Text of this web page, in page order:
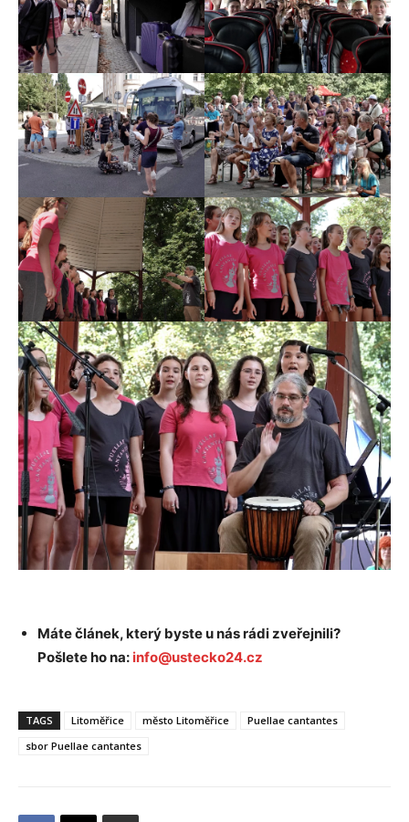
Máte článek, který byste u nás rádi zveřejnili?
Pošlete ho na: info@ustecko24.cz
TAGS Litoměřice město Litoměřice
Puellae cantantes
sbor Puellae cantantes